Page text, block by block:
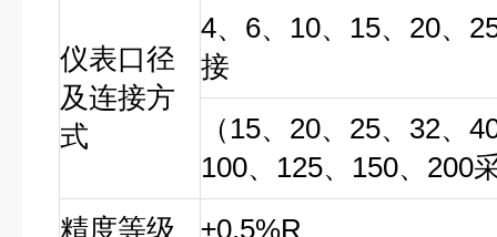
仪表口径
及连接方
式
4、6、10、15、20、
接
（15、20、25、32、
100、125、150、200
精度等级
±0.5%R